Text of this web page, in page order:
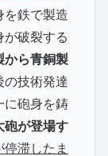
を鉄で製造
が破裂する
から青銅製
の技術発達
に砲身を鋳
砲が登場す
滞したま